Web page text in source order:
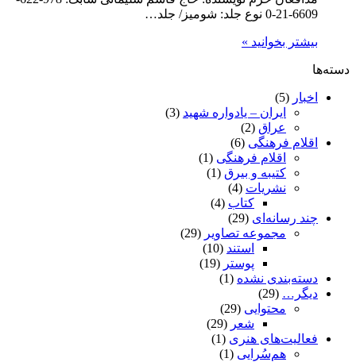
6609-21-0 نوع جلد: شومیز/ جلد…
بیشتر بخوانید »
دسته‌ها
اخبار (5)
ایران – یادواره شهید (3)
عراق (2)
اقلام فرهنگی (6)
اقلام فرهنگی (1)
کتیبه و بیرق (1)
نشریات (4)
کتاب (4)
چند رسانه‌ای (29)
مجموعه تصاویر (29)
استند (10)
پوستر (19)
دسته‌بندی نشده (1)
دیگر… (29)
محتوایی (29)
شعر (29)
فعالیت‌های هنری (1)
هم‌سُرایی (1)